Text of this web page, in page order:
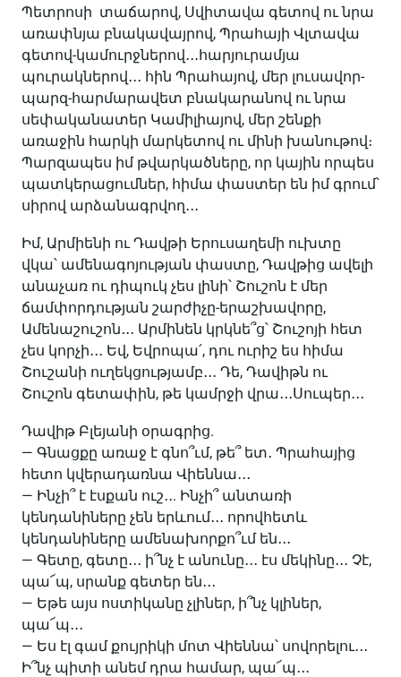
Պետրոսի տաճարով, Սվիտավա գետով ու նրա
առափնյա բնակավայրով, Պրահայի Վլտավա
գետով-կամուրջներով․․․հարյուրամյա
պուրակներով․․․ հին Պրահայով, մեր լուսավոր-
պարզ-հարմարավետ բնակարանով ու նրա
սեփականատեր Կամիլիայով, մեր շենքի
առաջին հարկի մարկետով ու մինի խանութով։
Պարզապես իմ թվարկածները, որ կային որպես
պատկերացումներ, հիմա փաստեր են իմ գրում՝
սիրով արձանագրվող․․․
Իմ, Արմիենի ու Դավթի Երուսաղեմի ուխտը
վկա՝ ամենագոյության փաստը, Դավթից ավելի
անաչառ ու դիպուկ չես լինի՝ Շուշոն է մեր
ճամփորդության շարժիչը-երաշխավորը,
Ամենաշուշոն․․․ Արմինեն կրկնե՞ց՝ Շուշոյի հետ
չես կորչի․․․ Եվ, Եվրոպա՛, դու ուրիշ ես հիմա
Շուշանի ուղեկցությամբ․․․ Դե, Դավիթն ու
Շուշոն գետափին, թե կամրջի վրա․․․Սուպեր․․․
Դավիթ Բլեյանի օրագրից.
— Գնացքը առաջ է գնո՞ւմ, թե՞ ետ․ Պրահայից
հետո կվերադառնա Վիեննա․․․
— Ինչի՞ է էսքան ուշ․․. Ինչի՞ անտառի
կենդանիները չեն երևում․․․ որովհետև
կենդանիները ամենախորքո՞ւմ են․․․
— Գետը, գետը․․․ ի՞նչ է անունը․․․ էս մեկինը․․․ Չէ,
պա՜պ, սրանք գետեր են․․․
— Եթե այս ոստիկանը չլիներ, ի՞նչ կլիներ,
պա՜պ․․․
— Ես էլ գամ քույրիկի մոտ Վիեննա՝ սովորելու․․․
Ի՞նչ պիտի անեմ դրա համար, պա՜պ․․․